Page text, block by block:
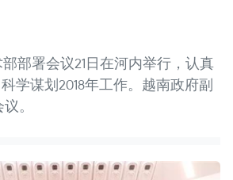
部署会议21日在河内举行，认真
学谋划2018年工作。越南政府副
。